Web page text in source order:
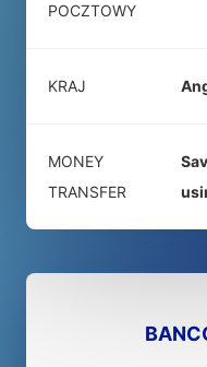
POCZTOWY
KRAJ
MONEY
TRANSFER